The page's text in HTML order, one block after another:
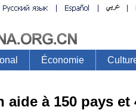
à 150 pays et